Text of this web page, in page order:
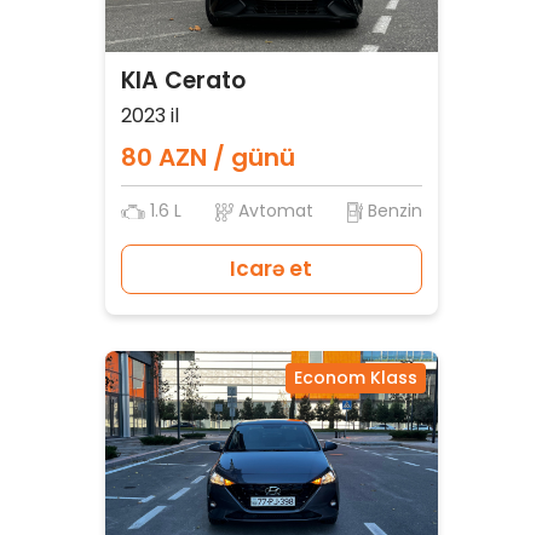
KIA Cerato
2023 il
80 AZN / günü
1.6 L Avtomat Benzin
Icarə et
Econom Klass